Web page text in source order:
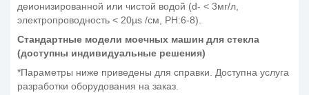
деионизированной или чистой водой (d- < 3мг/л,
электропроводность < 20µs /см, PH:6-8).
Стандартные модели моечных машин для стекла
(доступны индивидуальные решения)
*Параметры ниже приведены для справки. Доступна услуга
разработки оборудования на заказ.